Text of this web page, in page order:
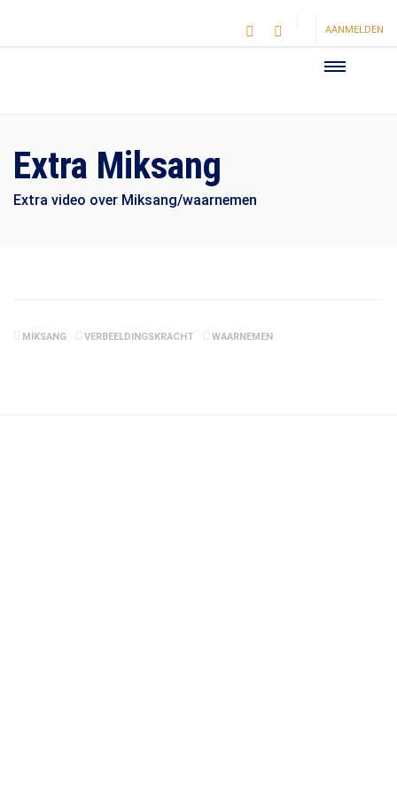
AANMELDEN
Extra Miksang
Extra video over Miksang/waarnemen
MIKSANG VERBEELDINGSKRACHT WAARNEMEN